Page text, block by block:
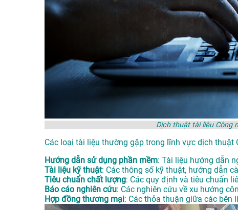
Dịch thuật tài liệu Công
Các loại tài liệu thường gặp trong lĩnh vực dịch thuật
Hướng dẫn sử dụng phần mềm: Tài liệu hướng dẫn
Tài liệu kỹ thuật: Các thông số kỹ thuật, hướng dẫn
Tiêu chuẩn chất lượng: Các quy định và tiêu chuẩn
Báo cáo nghiên cứu: Các nghiên cứu về xu hướng
Hợp đồng thương mại: Các thỏa thuận giữa các bên